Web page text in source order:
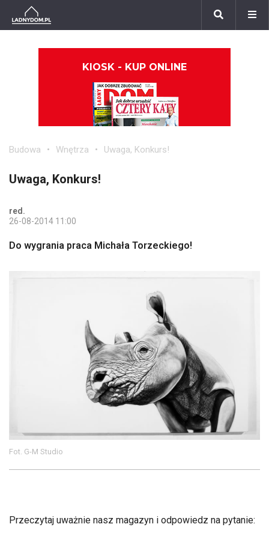
KIOSK - KUP ONLINE
Budowa Wnętrza Uwaga, Konkurs!
Uwaga, Konkurs!
red.
26-08-2014 11:00
Do wygrania praca Michała Torzeckiego!
Fot. G-M Studio
Przeczytaj uważnie nasz magazyn i odpowiedz na pytanie: